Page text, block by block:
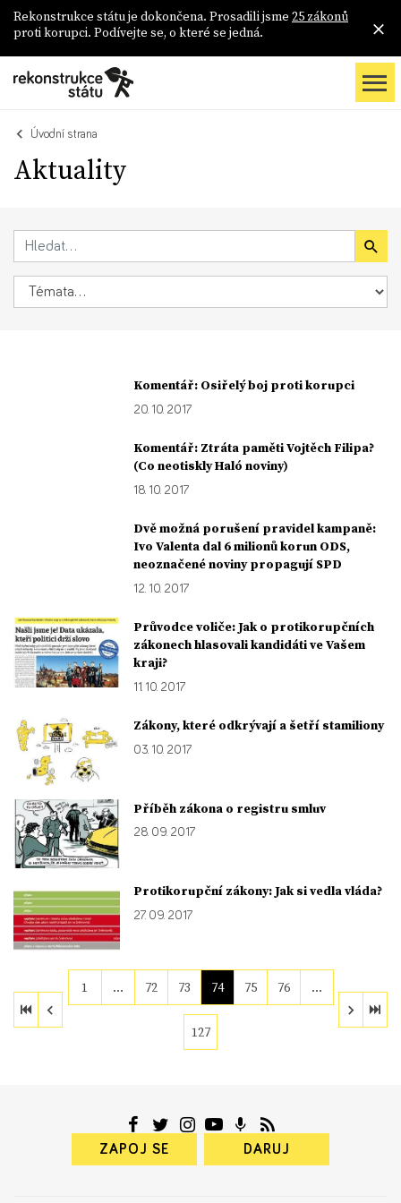
Rekonstrukce státu je dokončena. Prosadili jsme 25 zákonů
proti korupci. Podívejte se, o které se jedná.
Úvodní strana
Aktuality
Komentář: Osiřelý boj proti korupci
20. 10. 2017
Komentář: Ztráta paměti Vojtěch Filipa?
(Co neotiskly Haló noviny)
18. 10. 2017
Dvě možná porušení pravidel kampaně:
Ivo Valenta dal 6 milionů korun ODS,
neoznačené noviny propagují SPD
12. 10. 2017
Průvodce voliče: Jak o protikorupčních
zákonech hlasovali kandidáti ve Vašem
kraji?
11. 10. 2017
Zákony, které odkrývají a šetří stamiliony
03. 10. 2017
Příběh zákona o registru smluv
28. 09. 2017
Protikorupční zákony: Jak si vedla vláda?
27. 09. 2017
1 … 72 73 74 75 76 …
127
ZAPOJ SE DARUJ